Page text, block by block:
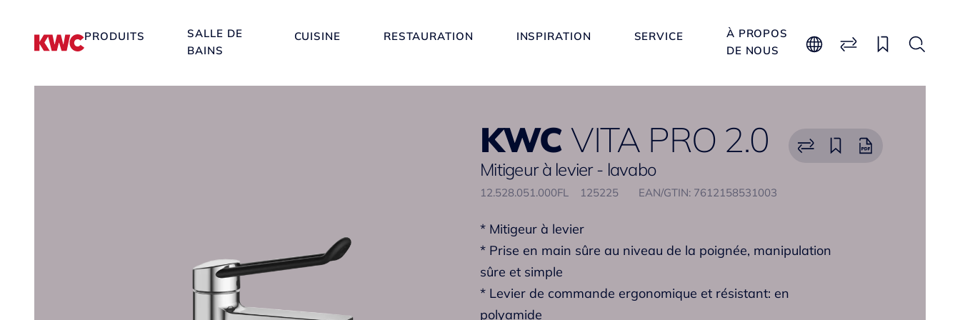
PRODUITS
SALLE DE
BAINS
CUISINE RESTAURATION INSPIRATION SERVICE
À PROPOS
DE NOUS
KWCVITA PRO 2.0
Mitigeur à levier - lavabo
12.528.051.000FL 125225 EAN/GTIN: 7612158531003
* Mitigeur à levier
* Prise en main sûre au niveau de la poignée, manipulation
sûre et simple
* Levier de commande ergonomique et résistant: en
polyamide